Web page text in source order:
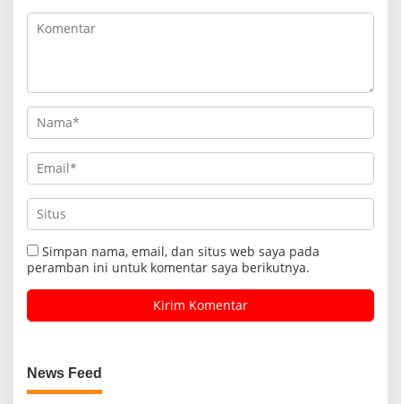
Simpan nama, email, dan situs web saya pada
peramban ini untuk komentar saya berikutnya.
News Feed